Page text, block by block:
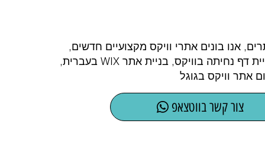
אנו בונים אתרי וויקס מקצועיים חדשים,
עיצוב אתר וויקס, בניית דף נחיתה בוויקס, בניית אתר WIX בעברית,
אתר וויקס בגוגל
צור קשר בווטצאפ